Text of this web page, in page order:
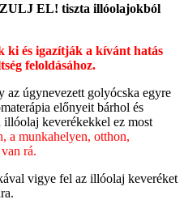
EL! tiszta illóolajokból
ki és igazítják a kívánt hatás
feloldásához.
az úgynevezett golyócska egyre
előnyeit bárhol és
keverékekkel ez most
a munkahelyen, otthon,
rá.
vigye fel az illóolaj keveréket